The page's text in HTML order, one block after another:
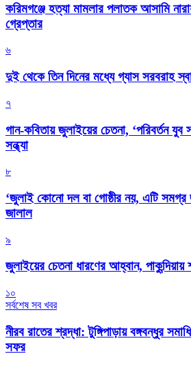
করিমগঞ্জে হত্যা মামলার পলাতক আসামি
গ্রেপ্তার
৬
দুই থেকে তিন দিনের মধ্যে গ্যাস সরবরাহ
৭
গান-কবিতায় জুলাইয়ের চেতনা, ‘পরিবর্তন
সন্ধ্যা
৮
‘জুলাই কোনো দল বা গোষ্ঠীর নয়, এটি
জালাল
৯
জুলাইয়ের চেতনা ধারণের আহ্বান, পাকুন্দিয়ায়
১০
সর্বশেষ সব খবর
নীরব রাতের শ্রদ্ধা: টুঙ্গিপাড়ায় বঙ্গবন্ধুর
সফর